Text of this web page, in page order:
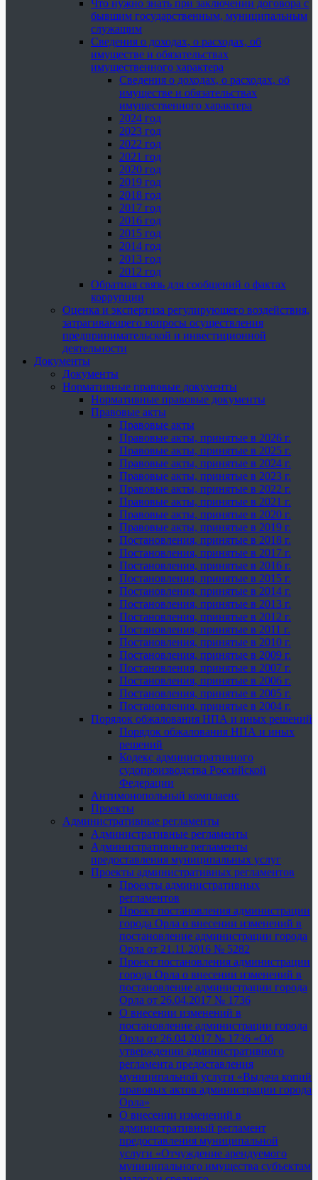
Что нужно знать при заключении договора с
бывшим государственным, муниципальным
служащим
Сведения о доходах, о расходах, об
имуществе и обязательствах
имущественного характера
Сведения о доходах, о расходах, об
имуществе и обязательствах
имущественного характера
2024 год
2023 год
2022 год
2021 год
2020 год
2019 год
2018 год
2017 год
2016 год
2015 год
2014 год
2013 год
2012 год
Обратная связь для сообщений о фактах
коррупции
Оценка и экспертиза регулирующего воздействия,
затрагивающего вопросы осуществления
предпринимательской и инвестиционной
деятельности
Документы
Документы
Нормативные правовые документы
Нормативные правовые документы
Правовые акты
Правовые акты
Правовые акты, принятые в 2026 г.
Правовые акты, принятые в 2025 г.
Правовые акты, принятые в 2024 г.
Правовые акты, принятые в 2023 г.
Правовые акты, принятые в 2022 г.
Правовые акты, принятые в 2021 г.
Правовые акты, принятые в 2020 г.
Правовые акты, принятые в 2019 г.
Постановления, принятые в 2018 г.
Постановления, принятые в 2017 г.
Постановления, принятые в 2016 г.
Постановления, принятые в 2015 г.
Постановления, принятые в 2014 г.
Постановления, принятые в 2013 г.
Постановления, принятые в 2012 г.
Постановления, принятые в 2011 г.
Постановления, принятые в 2010 г.
Постановления, принятые в 2009 г.
Постановления, принятые в 2007 г.
Постановления, принятые в 2006 г.
Постановления, принятые в 2005 г.
Постановления, принятые в 2004 г.
Порядок обжалования НПА и иных решений
Порядок обжалования НПА и иных
решений
Кодекс административного
судопроизводства Российской
Федерации
Антимонопольный комплаенс
Проекты
Административные регламенты
Административные регламенты
Административные регламенты
предоставления муниципальных услуг
Проекты административных регламентов
Проекты административных
регламентов
Проект постановления администрации
города Орла о внесении изменений в
постановление администрации города
Орла от 21.11.2016 № 5282
Проект постановления администрации
города Орла о внесении изменений в
постановление администрации города
Орла от 26.04.2017 № 1736
О внесении изменений в
постановление администрации города
Орла от 26.04.2017 № 1736 «Об
утверждении административного
регламента предоставления
муниципальной услуги «Выдача копий
правовых актов администрации города
Орла»
О внесении изменений в
административный регламент
предоставления муниципальной
услуги «Отчуждение арендуемого
муниципального имущества субъектам